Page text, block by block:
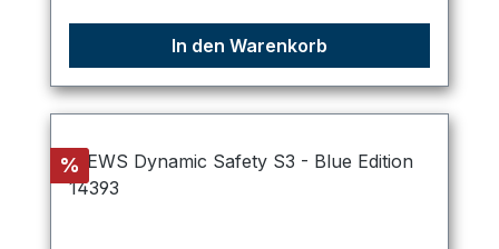
In den Warenkorb
Rabatt
%